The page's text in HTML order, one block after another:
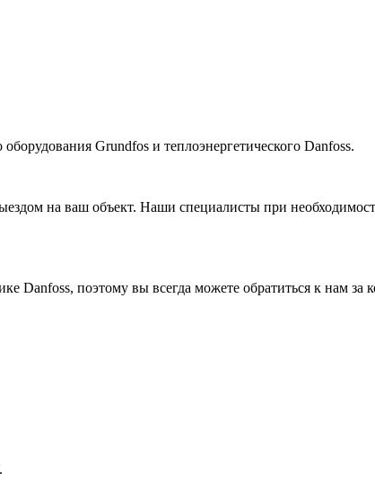
Grundfos и теплоэнергетического Danfoss.
на ваш объект. Наши специалисты при
Danfoss, поэтому вы всегда можете обратиться к нам за